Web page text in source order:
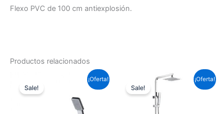
Flexo PVC de 100 cm antiexplosión.
Productos relacionados
¡Oferta!
Sale!
158,51 €.
precio
es:
117,33 €.
¡Oferta!
Sale!
El
original
era:
313,39 €.
precio